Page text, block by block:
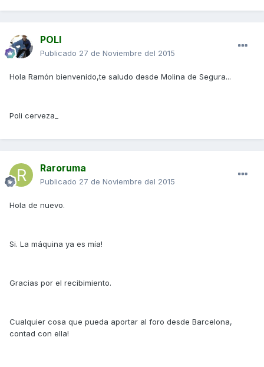
POLI
Publicado 27 de Noviembre del 2015
Hola Ramón bienvenido,te saludo desde Molina de Segura...
Poli cerveza_
Raroruma
Publicado 27 de Noviembre del 2015
Hola de nuevo.
Si. La máquina ya es mía!
Gracias por el recibimiento.
Cualquier cosa que pueda aportar al foro desde Barcelona,
contad con ella!